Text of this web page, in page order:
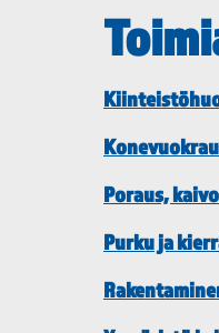
Poraus,
Purku ja